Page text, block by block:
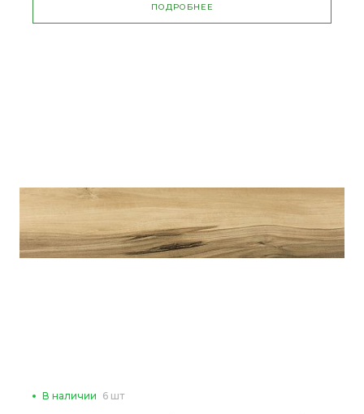
ПОДРОБНЕЕ
В наличии 6 шт